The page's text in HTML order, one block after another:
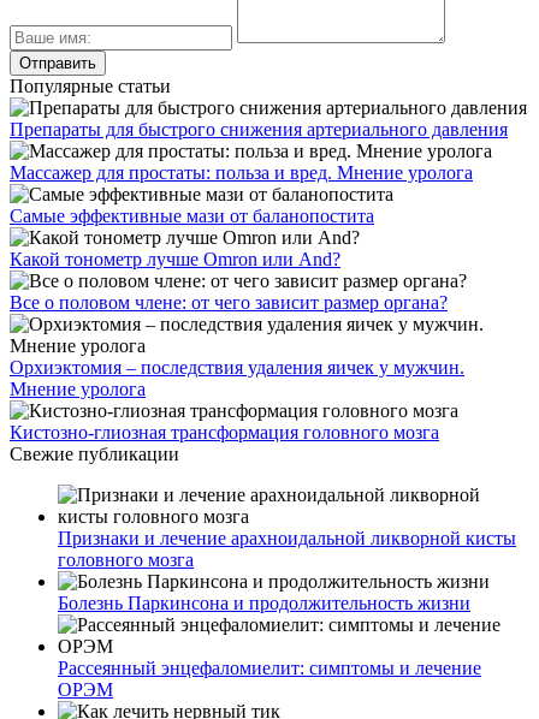
Популярные статьи
Препараты для быстрого снижения артериального давления
Массажер для простаты: польза и вред. Мнение уролога
Самые эффективные мази от баланопостита
Какой тонометр лучше Omron или And?
Все о половом члене: от чего зависит размер органа?
Орхиэктомия – последствия удаления яичек у мужчин.
Мнение уролога
Кистозно-глиозная трансформация головного мозга
Свежие публикации
Признаки и лечение арахноидальной ликворной кисты
головного мозга
Болезнь Паркинсона и продолжительность жизни
Рассеянный энцефаломиелит: симптомы и лечение
ОРЭМ